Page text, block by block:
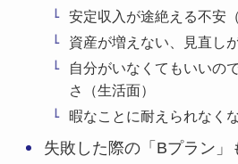
安定収入が途絶える不安
資産が増えない、見直し
自分がいなくてもいいの
さ（生活面）
暇なことに耐えられなく
失敗した際の「Bプラン」